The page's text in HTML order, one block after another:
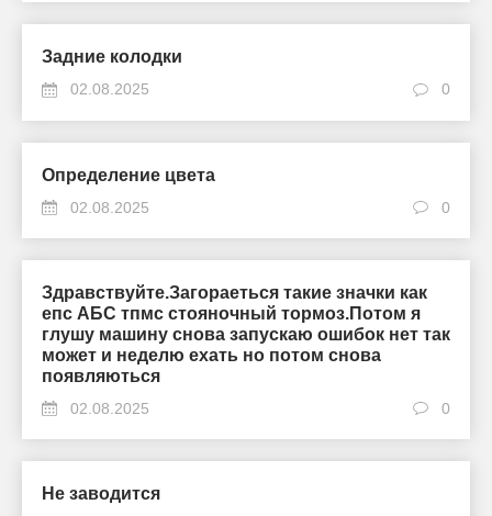
Задние колодки
02.08.2025 0
Определение цвета
02.08.2025 0
Здравствуйте.Загораеться такие значки как
епс АБС тпмс стояночный тормоз.Потом я
глушу машину снова запускаю ошибок нет так
может и неделю ехать но потом снова
появляються
02.08.2025 0
Не заводится